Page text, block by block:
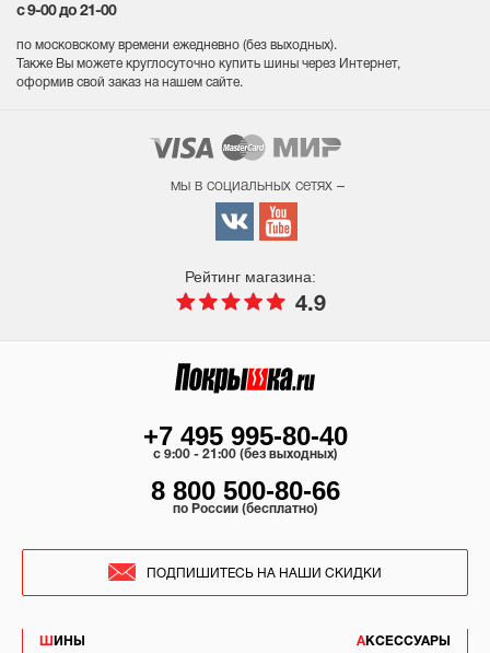
с 9-00 до 21-00
по московскому времени ежедневно (без выходных).
Также Вы можете круглосуточно купить шины через Интернет,
оформив свой заказ на нашем сайте.
мы в социальных сетях –
Рейтинг магазина:
4.9
ШИНЫ
АКСЕССУАРЫ
+7 495 995-80-40
c 9:00 - 21:00 (без выходных)
8 800 500-80-66
по России (бесплатно)
ПОДПИШИТЕСЬ НА НАШИ СКИДКИ